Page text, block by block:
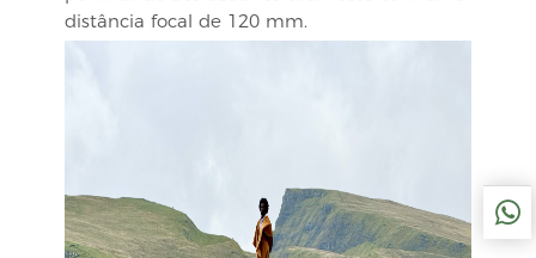
distância focal de 120 mm.